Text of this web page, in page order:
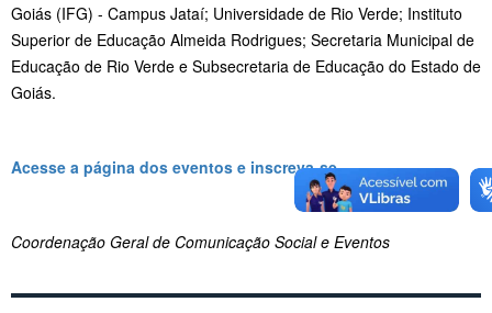
Goiás (IFG) - Campus Jataí; Universidade de Rio Verde; Instituto
Superior de Educação Almeida Rodrigues; Secretaria Municipal de
Educação de Rio Verde e Subsecretaria de Educação do Estado de
Goiás.
Acesse a página dos eventos e inscreva-se
Coordenação Geral de Comunicação Social e Eventos